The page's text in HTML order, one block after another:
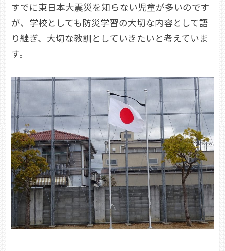
すでに東日本大震災を知らない児童が多いのです
が、学校としても防災学習の大切な内容として語
り継ぎ、大切な教訓としていきたいと考えていま
す。